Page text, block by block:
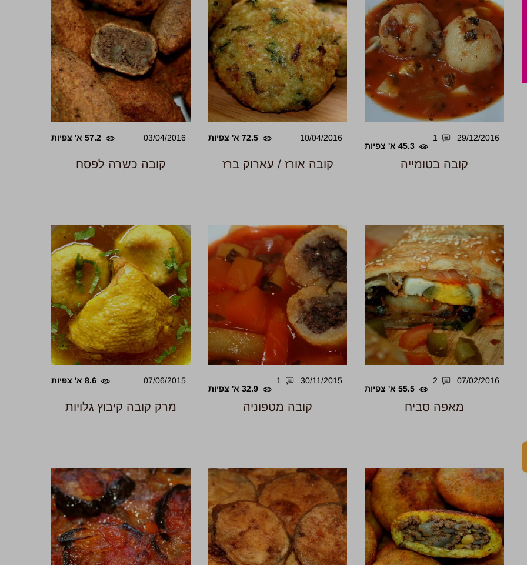
29/12/2016
1
45.3 א' צפיות
קובה בטומייה
10/04/2016 72.5 א' צפיות
קובה אורז / עארוק ברז
03/04/2016 57.2 א' צפיות
קובה כשרה לפסח
07/02/2016
2
55.5 א' צפיות
מאפה סביח
30/11/2015
1
32.9 א' צפיות
קובה מטפוניה
07/06/2015 8.6 א' צפיות
מרק קובה קיבוץ גלויות